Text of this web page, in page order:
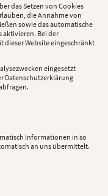
das Setzen von Cookies
die Annahme von
sowie das automatische
aktivieren. Bei der
Website eingeschränkt
eingesetzt
Datenschutzerklärung
Informationen in so
an uns übermittelt.